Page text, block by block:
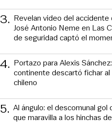
3. Revelan video del
José Antonio Neme en Las
de seguridad captó el
4. Portazo para Alexis
continente descartó fichar
chileno
5. Al ángulo: el descomunal gol
que maravilla a los hinchas